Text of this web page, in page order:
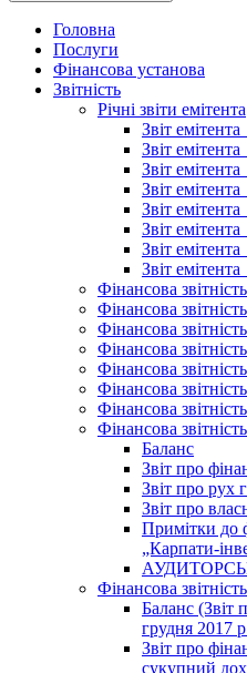
Головна
Послуги
Фінансова установа
Звітність
Річні звіти емітента
Звіт
Звіт
Звіт
Звіт
Звіт
Звіт
Звіт
Звіт
Фінансова
Фінансова
Фінансова
Фінансова
Фінансова
Фінансова
Фінансова
Фінансова
Баланс
Звіт про
Звіт про рух
Звіт про
Примітки до
„Карпати-
Фінансова
Баланс (Звіт
грудня 2017
Звіт про
сукупний